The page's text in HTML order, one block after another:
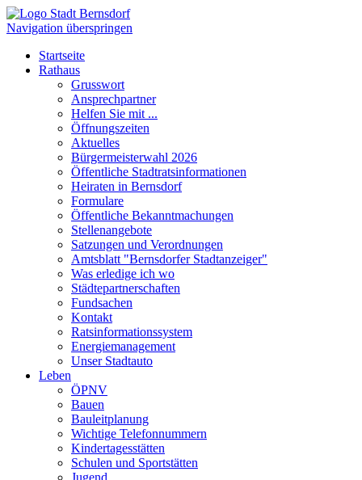
Navigation überspringen
Startseite
Rathaus
Grusswort
Ansprechpartner
Helfen Sie mit ...
Öffnungszeiten
Aktuelles
Bürgermeisterwahl 2026
Öffentliche Stadtratsinformationen
Heiraten in Bernsdorf
Formulare
Öffentliche Bekanntmachungen
Stellenangebote
Satzungen und Verordnungen
Amtsblatt "Bernsdorfer Stadtanzeiger"
Was erledige ich wo
Städtepartnerschaften
Fundsachen
Kontakt
Ratsinformationssystem
Energiemanagement
Unser Stadtauto
Leben
ÖPNV
Bauen
Bauleitplanung
Wichtige Telefonnummern
Kindertagesstätten
Schulen und Sportstätten
Jugend